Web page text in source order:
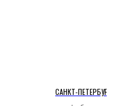
САНКТ-ПЕТЕРБУРГ